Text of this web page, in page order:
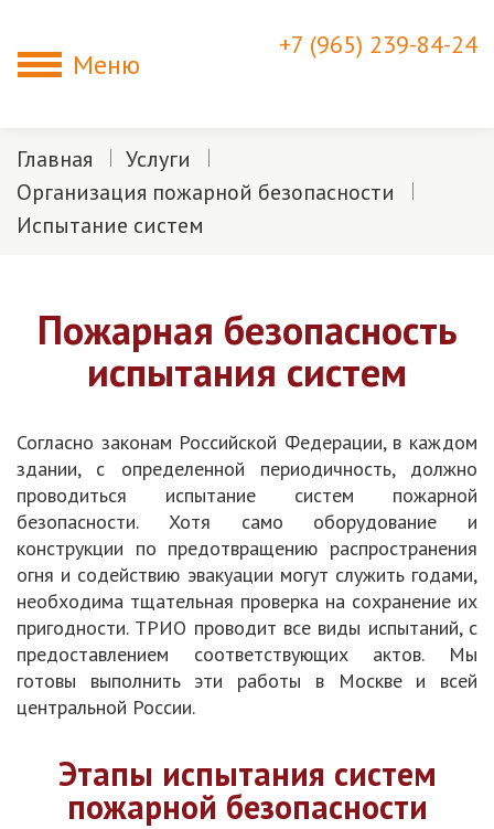
Меню
+7 (965) 239-84-24
Главная
Услуги
Организация пожарной безопасности
Испытание систем
Пожарная безопасность
испытания систем
Согласно законам Российской Федерации, в каждом
здании, с определенной периодичность, должно
проводиться испытание систем пожарной
безопасности. Хотя само оборудование и
конструкции по предотвращению распространения
огня и содействию эвакуации могут служить годами,
необходима тщательная проверка на сохранение их
пригодности. ТРИО проводит все виды испытаний, с
предоставлением соответствующих актов. Мы
готовы выполнить эти работы в Москве и всей
центральной России.
Этапы испытания систем
пожарной безопасности